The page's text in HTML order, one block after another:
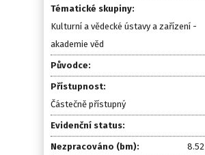
Tématické skupiny:
Kulturní a vědecké ústavy a zařízení -
akademie věd
Původce:
Přístupnost:
Částečně přístupný
Evidenční status:
Nezpracováno (bm): 8.52